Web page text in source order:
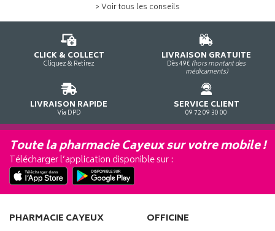
> Voir tous les conseils
CLICK & COLLECT
Cliquez & Retirez
LIVRAISON GRATUITE
Dès 49€ (hors montant des
médicaments)
LIVRAISON RAPIDE
Via DPD
SERVICE CLIENT
09 72 09 30 00
Toute la pharmacie Cayeux sur votre mobile !
Télécharger l’application disponible sur :
PHARMACIE CAYEUX OFFICINE